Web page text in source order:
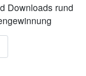
Downloads rund